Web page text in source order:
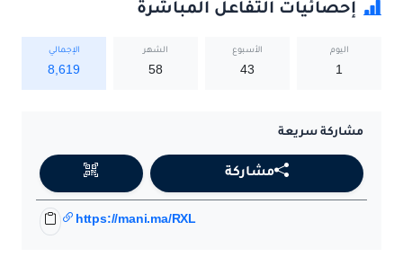
إحصائيات التفاعل المباشرة
اليوم
1
الأسبوع
43
الشهر
58
الإجمالي
8,619
مشاركة سريعة
مشاركة
https://mani.ma/RXL